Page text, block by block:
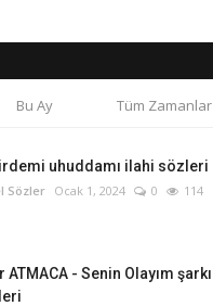
Bu Ay Tüm Zamanlar
uhuddamı ilahi sözleri
Sözler Ocak 1, 2024 0 114
ATMACA - Senin Olayım şarkı